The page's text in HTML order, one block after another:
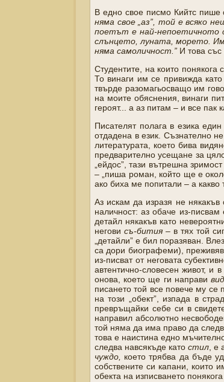
В едно свое писмо Кийтс пише
няма свое „аз”, той е всяко
поетът е най-непоетичното
слънцето, луната, морето.
няма самоличност.” И това със
Студентите, на които
То винаги им се привижда
твърде разомагьосващо им
на моите обяснения, винаги
героят... а аз питам – и все пак
Писателят полага в езика един
отдадена в език. Съзнателно
литературата, което бива
предварително усещане за
„ейдос”, тази вътрешна
– „пиша роман, който ще е
ако биха ме попитали – а какво
Аз искам да изразя не
наличност: аз обаче из-писвам
детайл някакъв като
негови съ-бития– в тях той
„детайли” е бил поразяван.
са дори биографеми),
из-писват от неговата
автентично-словесен живот, и
онова, което ще ги направи
писането той все повече му се
на този „обект”, изпада в
превръщайки себе си в
направил абсолютно
той няма да има право да
това е наистина едно
следва навсякъде като стил, е
чуждо, което трябва да бъде
собствените си капани, които
обекта на изписването